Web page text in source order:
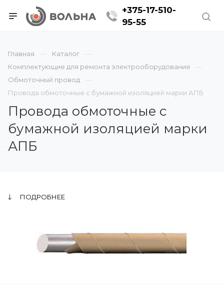
+375-17-510-
95-55
Главная
Каталог
Комплектующие для ремонта электрооборудования
Обмоточный провод
Провода обмоточные с бумажной изоляцией марки АПБ
Провода обмоточные с
бумажной изоляцией марки
АПБ
ПОДРОБНЕЕ